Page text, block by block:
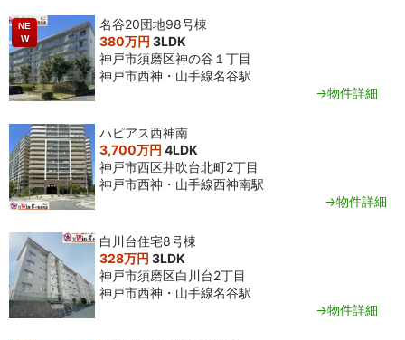
NE
W
名谷20団地98号棟
380万円 3LDK
神戸市須磨区神の谷１丁目
神戸市西神・山手線名谷駅
→物件詳細
ハピアス西神南
3,700万円 4LDK
神戸市西区井吹台北町2丁目
神戸市西神・山手線西神南駅
→物件詳細
白川台住宅8号棟
328万円 3LDK
神戸市須磨区白川台2丁目
神戸市西神・山手線名谷駅
→物件詳細